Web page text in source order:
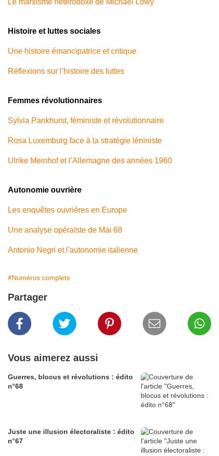
Le marxisme hétérodoxe de Michaël Löwy
Histoire et luttes sociales
Une histoire émancipatrice et critique
Réflexions sur l’histoire des luttes
Femmes révolutionnaires
Sylvia Pankhurst, féministe et révolutionnaire
Rosa Luxemburg face à la stratégie léniniste
Ulrike Meinhof et l’Allemagne des années 1960
Autonomie ouvrière
Les enquêtes ouvrières en Europe
Une analyse opéraïste de Mai 68
Antonio Negri et l'autonomie italienne
#Numéros complets
Partager
Vous aimerez aussi
Guerres, blocus et révolutions : édito
n°68
Juste une illusion électoraliste : édito
n°67